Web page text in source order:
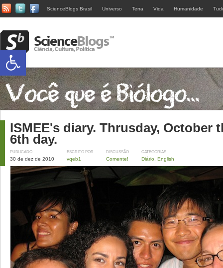
ScienceBlogs Brasil Universo Terra Vida Humanidade
ISMEE's diary. Thrusday, October
6th day.
PUBLICADO
30 de dez de 2010
ESCRITO POR
vqeb1
DISCUSSÃO
Comente!
CATEGORIAS
Diário English
Abrir a barra de ferramentas